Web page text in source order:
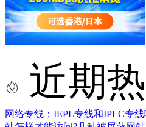
近期
网络专线：IEPL专线和IPLC专线